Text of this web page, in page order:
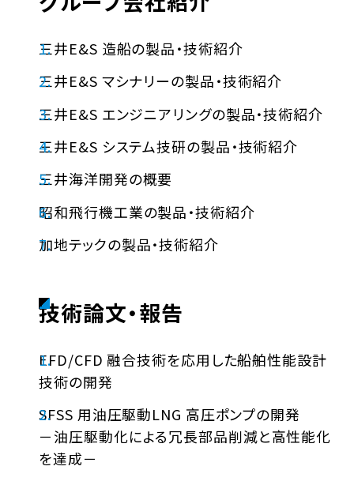
三井E&S 造船の製品・技術紹介
三井E&S マシナリーの製品・技術紹介
三井E&S エンジニアリングの製品・技術紹介
三井E&S システム技研の製品・技術紹介
三井海洋開発の概要
昭和飛行機工業の製品・技術紹介
加地テックの製品・技術紹介
技術論文・報告
EFD/CFD 融合技術を応用した船舶性能設計
技術の開発
SFSS 用油圧駆動LNG 高圧ポンプの開発
－油圧駆動化による冗長部品削減と高性能化
を達成－